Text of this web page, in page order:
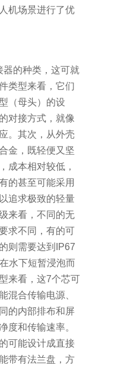
机场景进行了优
器的种类，这可就
类型来看，它们
（母头）的设
对接方式，就像
。其次，从外壳
金，既轻便又坚
成本相对较低，
的甚至可能采用
追求极致的轻量
来看，不同的无
求不同，有的可
则需要达到IP67
水下短暂浸泡而
来看，这7个芯可
混合传输电源、
的内部排布和屏
度和传输速率。
可能设计成直接
带有法兰盘，方